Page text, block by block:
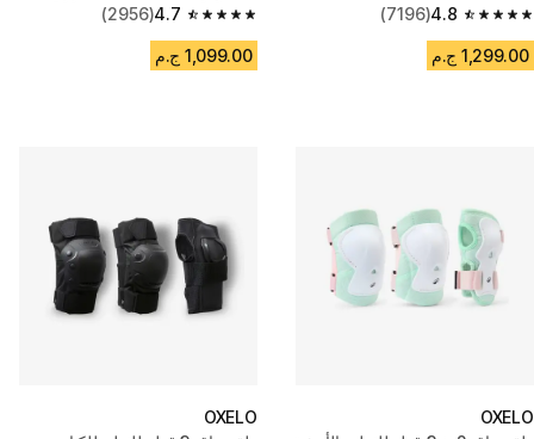
4.8
4.8 out of 5 stars from 7196 reviews
(7196)
1,299.00 ج.م
4.7
4.7 out of 5 stars from 2956 reviews
(2956)
1,099.00 ج.م
OXELO
OXELO